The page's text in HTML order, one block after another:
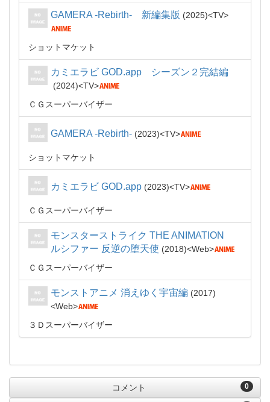
GAMERA -Rebirth- 新編集版 2025 TV
ショットマケット
カミエラビ GOD.app シーズン２完結編
2024
TV
ＣＧスーパーバイザー
GAMERA -Rebirth- 2023 TV
ショットマケット
カミエラビ GOD.app 2023 TV
ＣＧスーパーバイザー
モンスターストライク THE ANIMATION
ルシファー 反逆の堕天使
2018
Web
ＣＧスーパーバイザー
モンストアニメ 消えゆく宇宙編
2017
Web
３Ｄスーパーバイザー
0
コメント